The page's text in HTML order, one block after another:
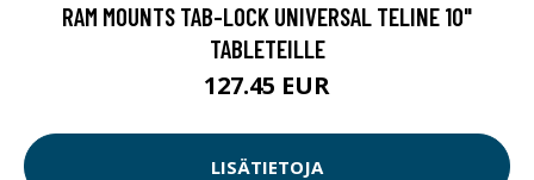
RAM MOUNTS TAB-LOCK UNIVERSAL TELINE 10"
TABLETEILLE
127.45 EUR
LISÄTIETOJA